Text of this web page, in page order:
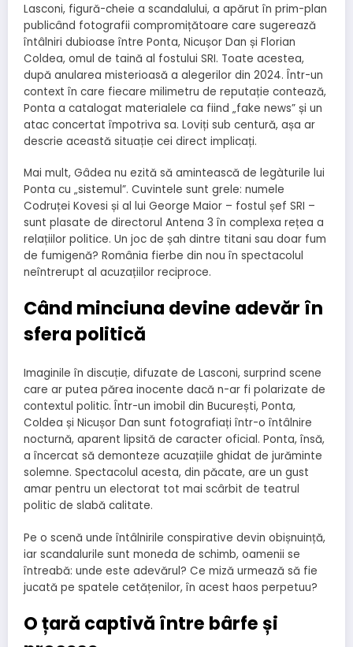
Lasconi, figură-cheie a scandalului, a apărut în prim-plan
publicând fotografii compromițătoare care sugerează
întâlniri dubioase între Ponta, Nicușor Dan și Florian
Coldea, omul de taină al fostului SRI. Toate acestea,
după anularea misterioasă a alegerilor din 2024. Într-un
context în care fiecare milimetru de reputație contează,
Ponta a catalogat materialele ca fiind „fake news” și un
atac concertat împotriva sa. Loviți sub centură, așa ar
descrie această situație cei direct implicați.
Mai mult, Gâdea nu ezită să amintească de legàturile lui
Ponta cu „sistemul”. Cuvintele sunt grele: numele
Codruței Kovesi și al lui George Maior – fostul șef SRI –
sunt plasate de directorul Antena 3 în complexa rețea a
relațiilor politice. Un joc de șah dintre titani sau doar fum
de fumigenă? România fierbe din nou în spectacolul
neîntrerupt al acuzațiilor reciproce.
Când minciuna devine adevăr în
sfera politică
Imaginile în discuție, difuzate de Lasconi, surprind scene
care ar putea părea inocente dacă n-ar fi polarizate de
contextul politic. Într-un imobil din București, Ponta,
Coldea și Nicușor Dan sunt fotografiați într-o întâlnire
nocturnă, aparent lipsită de caracter oficial. Ponta, însă,
a încercat să demonteze acuzațiile ghidat de jurăminte
solemne. Spectacolul acesta, din păcate, are un gust
amar pentru un electorat tot mai scârbit de teatrul
politic de slabă calitate.
Pe o scenă unde întâlnirile conspirative devin obișnuință,
iar scandalurile sunt moneda de schimb, oamenii se
întreabă: unde este adevărul? Ce miză urmează să fie
jucată pe spatele cetățenilor, în acest haos perpetuu?
O țară captivă între bârfe și